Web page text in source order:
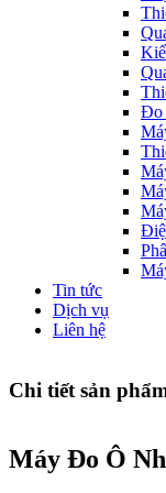
Đo
Tin tức
Dịch vụ
Liên hệ
Chi tiết sản
Máy Đo Ô